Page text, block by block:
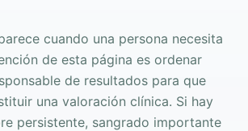
cuando una persona necesita
de esta página es ordenar
de resultados para que
una valoración clínica. Si hay
persistente, sangrado importante